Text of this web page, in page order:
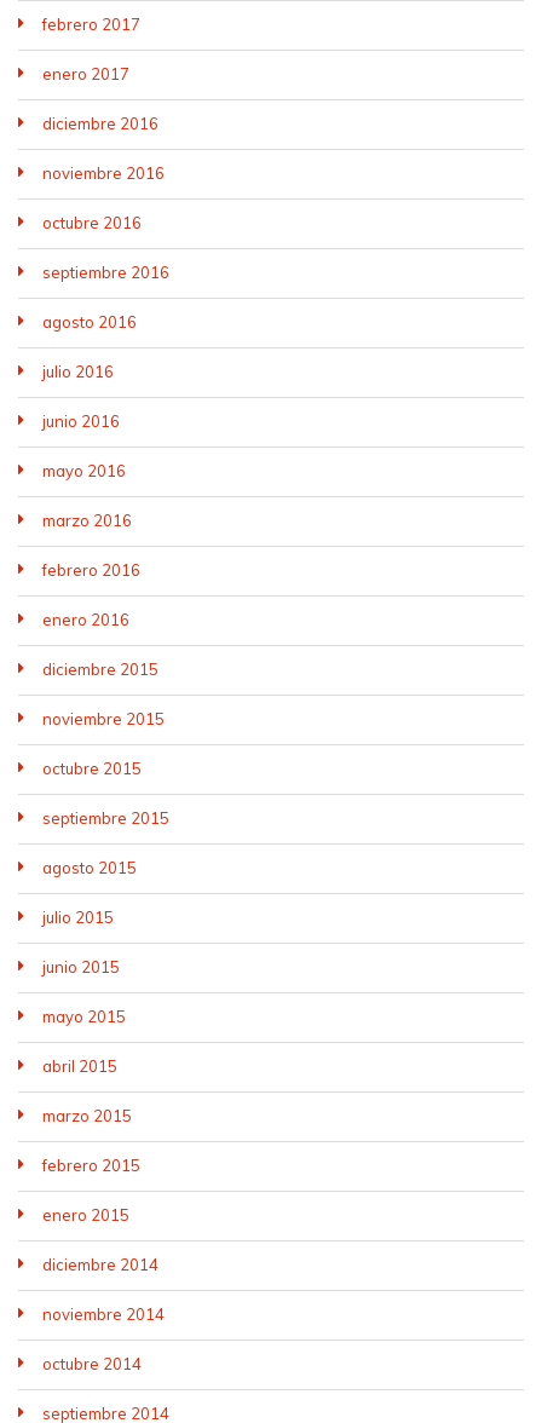
febrero 2017
enero 2017
diciembre 2016
noviembre 2016
octubre 2016
septiembre 2016
agosto 2016
julio 2016
junio 2016
mayo 2016
marzo 2016
febrero 2016
enero 2016
diciembre 2015
noviembre 2015
octubre 2015
septiembre 2015
agosto 2015
julio 2015
junio 2015
mayo 2015
abril 2015
marzo 2015
febrero 2015
enero 2015
diciembre 2014
noviembre 2014
octubre 2014
septiembre 2014